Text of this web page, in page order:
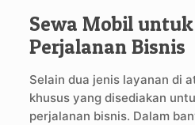
Sewa Mobil
Perjalanan Bisnis
Selain dua jenis layanan di
khusus yang disediakan
perjalanan bisnis. Dalam